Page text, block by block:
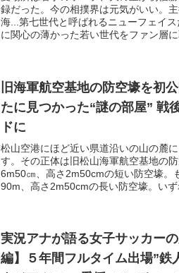
録だった。今の相撲界は元気がいい。
海...第七世代と呼ばれるニューフェイ
に関心の薄かった若い世代をファン層
旧海軍航空基地の防空壕を初
たに見つかった“謎の部屋” 戦
ドに
松山空港にほど近い県道沿いの山の麓
す。その正体は旧松山海軍航空基地の
6m50㎝、高さ2m50cmの短い防空壕。
90m、高さ2m50cmの長い防空壕。いず
実況アナが語る女子サッカー
編】５年間フルタイム出場”鉄